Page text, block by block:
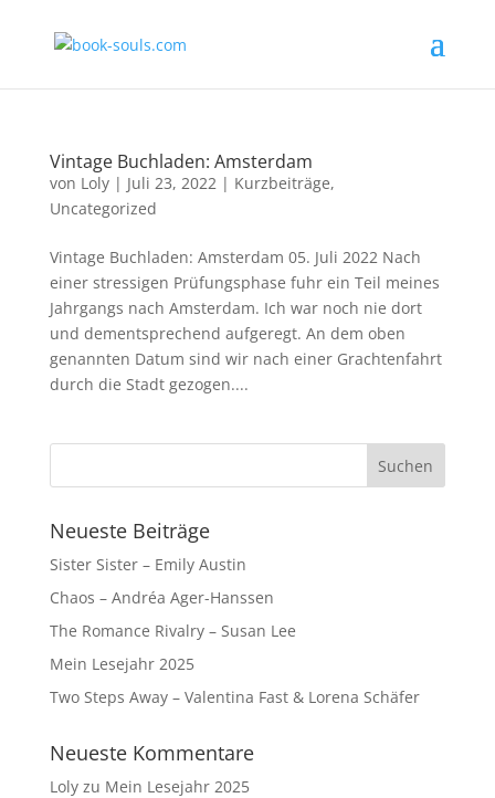
Vintage Buchladen: Amsterdam
von Loly| Juli 23, 2022| Kurzbeiträge,
Uncategorized
Vintage Buchladen: Amsterdam 05. Juli 2022 Nach
einer stressigen Prüfungsphase fuhr ein Teil meines
Jahrgangs nach Amsterdam. Ich war noch nie dort
und dementsprechend aufgeregt. An dem oben
genannten Datum sind wir nach einer Grachtenfahrt
durch die Stadt gezogen....
Neueste Beiträge
Sister Sister – Emily Austin
Chaos – Andréa Ager-Hanssen
The Romance Rivalry – Susan Lee
Mein Lesejahr 2025
Two Steps Away – Valentina Fast & Lorena Schäfer
Neueste Kommentare
Lolyzu Mein Lesejahr 2025